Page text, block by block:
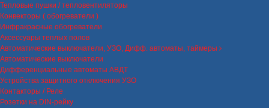
Тепловые пушки / тепловентиляторы
Конвекторы ( обогреватели )
Инфракрасные обогреватели
Аксессуары теплых полов
Автоматические выключатели, УЗО, Дифф. автоматы, таймеры
Автоматические выключатели
Дифференциальные автоматы АВДТ
Устройства защитного отключения УЗО
Контакторы / Реле
Розетки на DIN-рейку